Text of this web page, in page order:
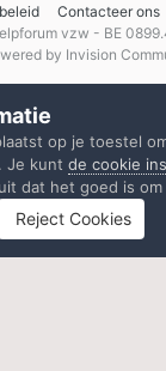
Contacteer ons
vzw - BE
by Invision
op je toestel
Je kunt de cookie
dat het goed is
Reject Cookies